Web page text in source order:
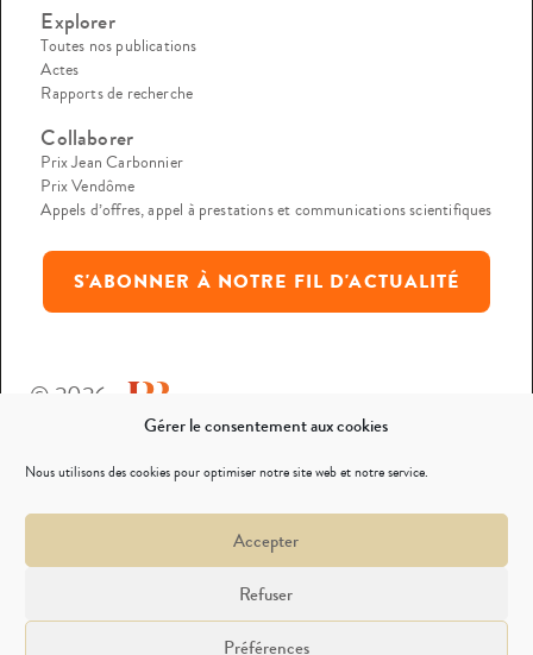
Gérer le consentement aux cookies
Nous utilisons des cookies pour optimiser notre site web et notre service.
Accepter
Refuser
Préférences
Explorer
Toutes nos publications
Actes
Rapports de recherche
Collaborer
Prix Jean Carbonnier
Prix Vendôme
Appels d’offres, appel à prestations et communications scientifiques
S'ABONNER À NOTRE FIL D'ACTUALITÉ
© 2026